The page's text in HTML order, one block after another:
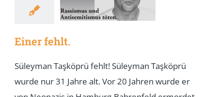
Einer fehlt.
Süleyman Taşköprü fehlt! Süleyman Taşköprü
wurde nur 31 Jahre alt. Vor 20 Jahren wurde er